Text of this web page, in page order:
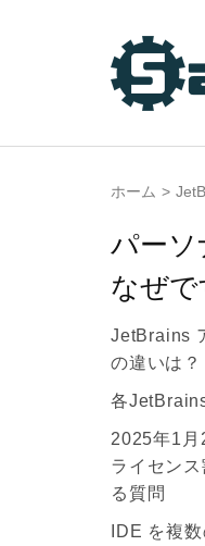
ホーム >
パー
なぜで
JetBrains
の違いは？
各
2025年1
ライセン
る質問
IDE を複